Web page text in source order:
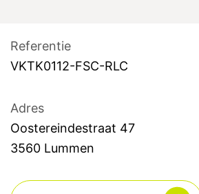
Referentie
VKTK0112-FSC-RLC
Adres
Oostereindestraat 47
3560 Lummen